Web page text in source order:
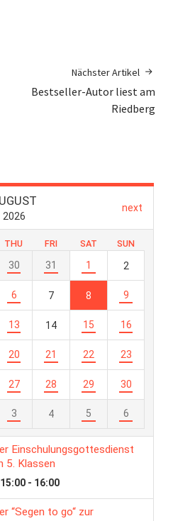
Nächster Artikel
Bestseller-Autor liest am
Riedberg